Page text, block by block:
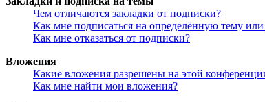
Чем отличаются закладки от подписки?
Как мне подписаться на определённую тему
Как мне отказаться от подписки?
Вложения
Какие вложения разрешены на этой
Как мне найти мои вложения?